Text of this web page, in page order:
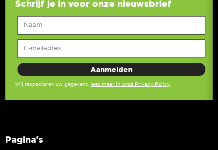
Schrijf je in voor onze nieuwsbrief
Wij respecteren uw gegevens, lees meer in onze Privacy Policy
Pagina's